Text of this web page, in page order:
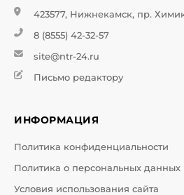
423577, Нижнекамск, пр.
8 (8555) 42-32-57
site@ntr-24.ru
Письмо редактору
ИНФОРМАЦИЯ
Политика конфиденциальности
Политика о персональных данных
Условия использования сайта